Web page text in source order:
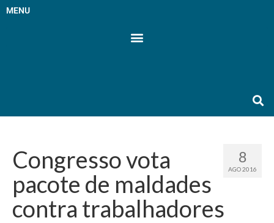
MENU
8
AGO 2016
Congresso vota
pacote de maldades
contra trabalhadores